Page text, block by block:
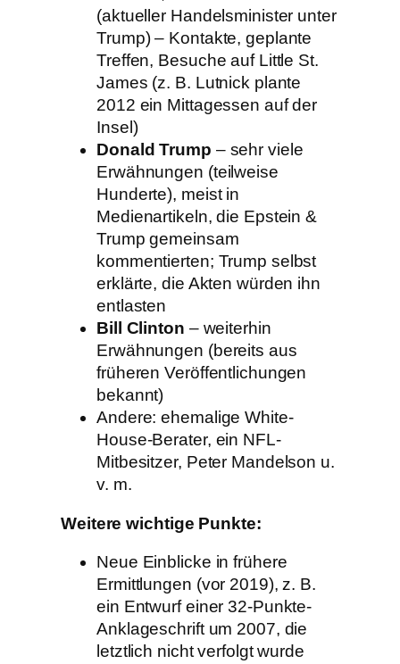
(aktueller Handelsminister unter
Trump) – Kontakte, geplante
Treffen, Besuche auf Little St.
James (z. B. Lutnick plante
2012 ein Mittagessen auf der
Insel)
Donald Trump – sehr viele
Erwähnungen (teilweise
Hunderte), meist in
Medienartikeln, die Epstein &
Trump gemeinsam
kommentierten; Trump selbst
erklärte, die Akten würden ihn
entlasten
Bill Clinton – weiterhin
Erwähnungen (bereits aus
früheren Veröffentlichungen
bekannt)
Andere: ehemalige White-
House-Berater, ein NFL-
Mitbesitzer, Peter Mandelson u.
v. m.
Weitere wichtige Punkte:
Neue Einblicke in frühere
Ermittlungen (vor 2019), z. B.
ein Entwurf einer 32-Punkte-
Anklageschrift um 2007, die
letztlich nicht verfolgt wurde